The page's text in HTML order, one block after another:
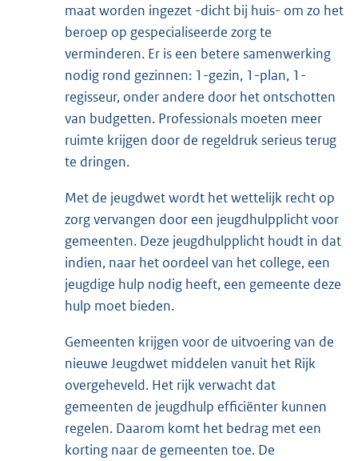
maat worden ingezet -dicht bij huis- om zo het
beroep op gespecialiseerde zorg te
verminderen. Er is een betere samenwerking
nodig rond gezinnen: 1-gezin, 1-plan, 1-
regisseur, onder andere door het ontschotten
van budgetten. Professionals moeten meer
ruimte krijgen door de regeldruk serieus terug
te dringen.
Met de jeugdwet wordt het wettelijk recht op
zorg vervangen door een jeugdhulpplicht voor
gemeenten. Deze jeugdhulpplicht houdt in dat
indien, naar het oordeel van het college, een
jeugdige hulp nodig heeft, een gemeente deze
hulp moet bieden.
Gemeenten krijgen voor de uitvoering van de
nieuwe Jeugdwet middelen vanuit het Rijk
overgeheveld. Het rijk verwacht dat
gemeenten de jeugdhulp efficiënter kunnen
regelen. Daarom komt het bedrag met een
korting naar de gemeenten toe. De